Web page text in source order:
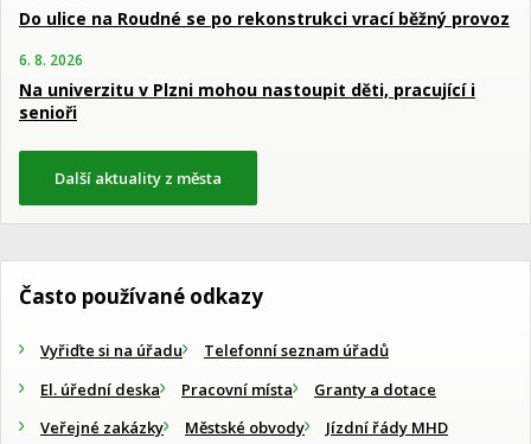
Do ulice na Roudné se po rekonstrukci vrací běžný provoz
6. 8. 2026
Na univerzitu v Plzni mohou nastoupit děti, pracující i
senioři
Další aktuality z města
Často používané odkazy
Vyřiďte si na úřadu
Telefonní seznam úřadů
El. úřední deska
Pracovní místa
Granty a dotace
Veřejné zakázky
Městské obvody Jízdní řády MHD